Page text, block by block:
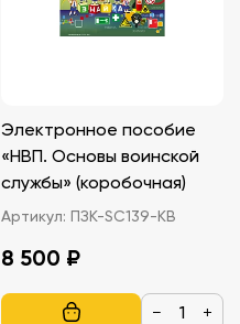
Электронное пособие
«НВП. Основы воинской
службы» (коробочная)
Артикул: ПЗК-SC139-КВ
8 500 ₽
− +